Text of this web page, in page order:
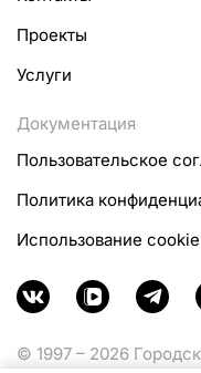
Проекты
Услуги
Документация
Пользовательское
Политика
Использование cookie
© 1997 – 2026